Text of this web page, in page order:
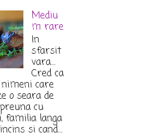
Mediu
m rare
In
sfarsit
vara...
Cred ca
care
o seara de
cu
familia langa
si cand...